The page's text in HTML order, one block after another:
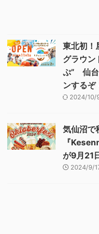
東北初！
グラウン
ぷ” 仙台
ンするぞ
2024/10/
気仙沼で
『
が9月21
2024/9/